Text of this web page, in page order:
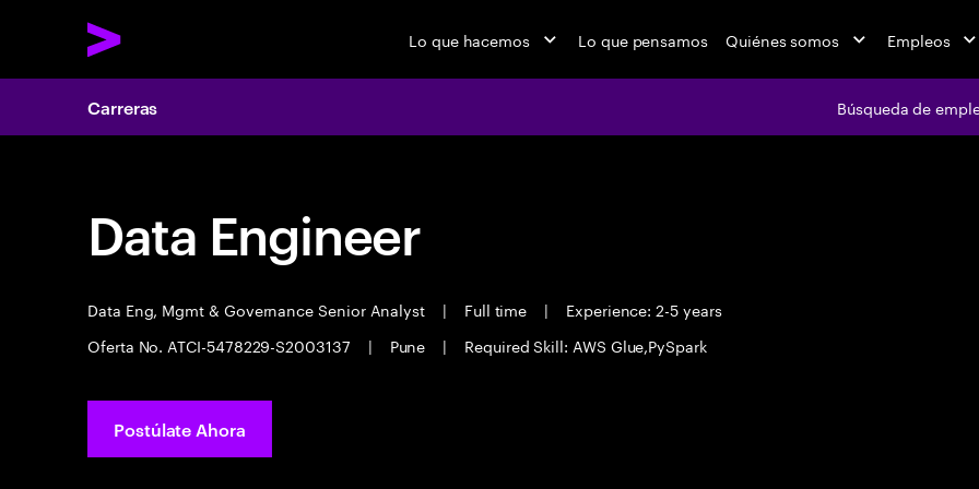
Lo que hacemos Lo que pensamos Quiénes somos Empleos
Carreras Búsqueda de
Data Engineer
Data Eng, Mgmt & Governance Senior Analyst | Full time |
Experience: 2-5 years
Oferta No. ATCI-5478229-S2003137
| Pune | Required Skill: AWS Glue,PySpark
Postúlate Ahora